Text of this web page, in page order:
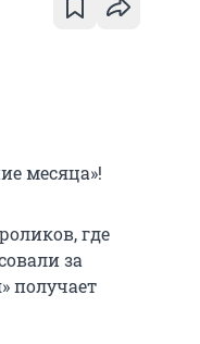
месяца»!
где
за
получает